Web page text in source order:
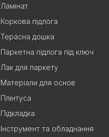
Ламінат
Коркова підлога
Терасна дошка
Паркетна підлога під ключ
Лак для паркету
Матеріали для основ
Плінтуса
Підкладка
Інструмент та обладнання